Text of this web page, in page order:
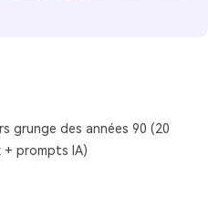
grunge des années 90 (20
+ prompts IA)